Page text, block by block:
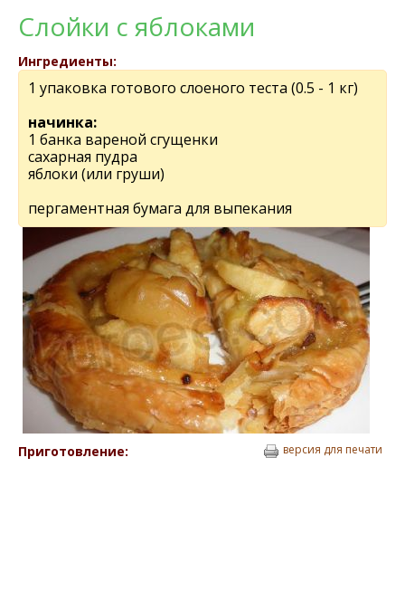
Слойки с яблоками
Ингредиенты:
1 упаковка готового слоеного теста (0.5 - 1 кг)
начинка:
1 банка вареной сгущенки
сахарная пудра
яблоки (или груши)
пергаментная бумага для выпекания
Приготовление: версия для печати